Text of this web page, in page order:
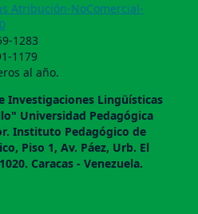
Atribución-NoComercial-
1283
1179
al año.
Investigaciones Lingüí­sticas
Universidad Pedagógica
Instituto Pedagógico de
Piso 1, Av. Páez, Urb. El
Caracas - Venezuela.